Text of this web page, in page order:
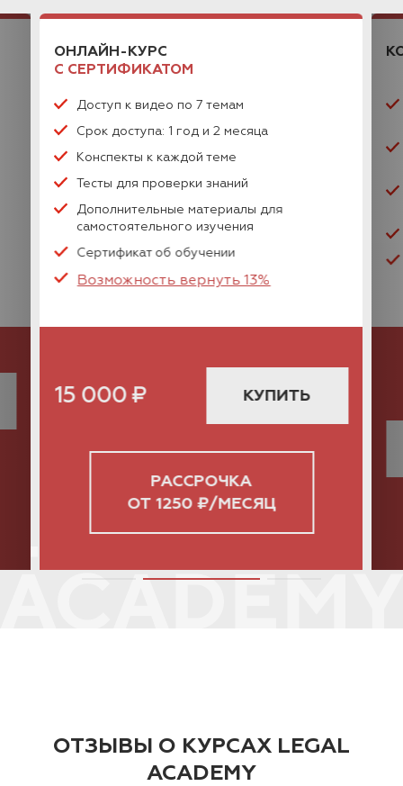
ОНЛАЙН-КУРС
С СЕРТИФИКАТОМ
Доступ к видео по 7 темам
Срок доступа: 1 год и 2 месяца
Конспекты к каждой теме
Тесты для проверки знаний
Дополнительные материалы для
самостоятельного изучения
Сертификат об обучении
Возможность вернуть 13%
15 000₽ КУПИТЬ
РАССРОЧКА
ОТ 1250 ₽/МЕСЯЦ
ОТЗЫВЫ О КУРСАХ LEGAL
ACADEMY